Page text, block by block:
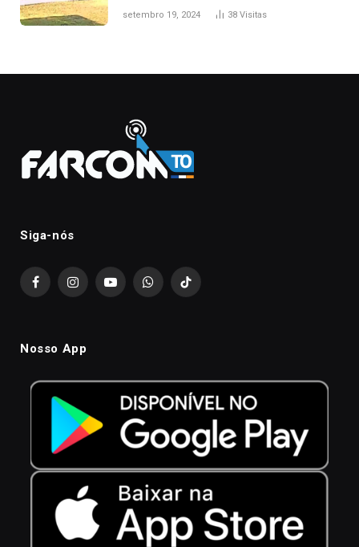
durante confusão no trânsito
setembro 19, 2024 38 Visitas
Siga-nós
FacebookInstagramYouTubeWhatsAppTikTok
Nosso App